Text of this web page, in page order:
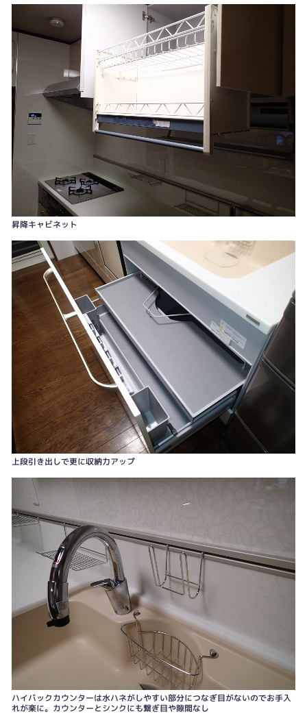
昇降キャビネット
上段引き出しで更に収納力アップ
ハイバックカウンターは水ハネがしやすい部分につなぎ目がないのでお手入
れが楽に。カウンターとシンクにも繋ぎ目や隙間なし